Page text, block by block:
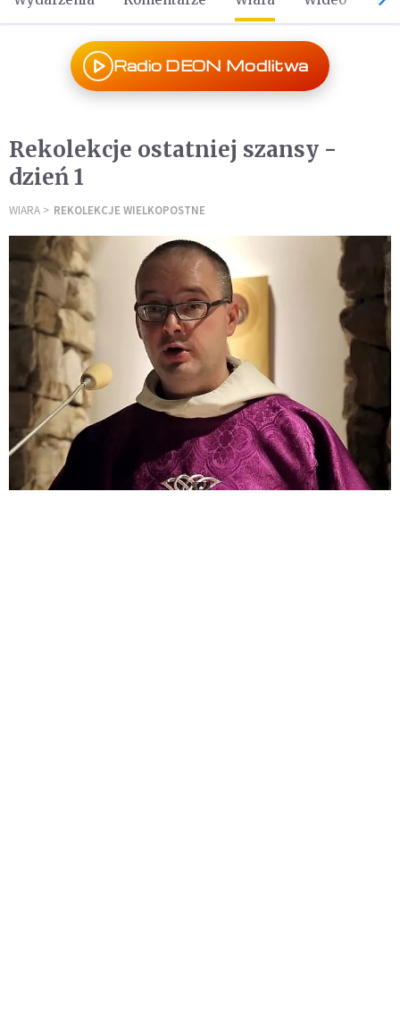
Radio DEON Modlitwa
Rekolekcje ostatniej szansy -
dzień 1
WIARA REKOLEKCJE WIELKOPOSTNE